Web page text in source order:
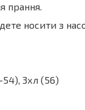
прання.
носити з
3хл (56)